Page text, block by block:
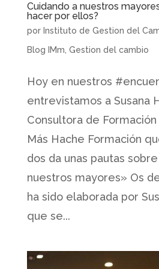
Cuidando a nuestros
hacer por ellos?
por Instituto de Gestion del
Blog IMm Gestion del cambio
Hoy en nuestros
entrevistamos a Susana
Consultora de Formación
Más Hache Formación
dos da unas pautas
nuestros mayores» Os
ha sido elaborada por
que se...